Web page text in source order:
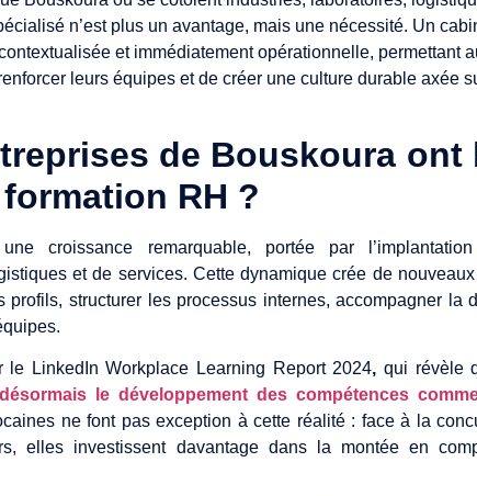
n’est plus un avantage, mais une nécessité. Un
et immédiatement opérationnelle, permettant
leurs équipes et de créer une culture durable axée
de Bouskoura ont
RH ?
croissance remarquable, portée par l’implantation
et de services. Cette dynamique crée de
profils, structurer les processus internes, accompagner la
le LinkedIn Workplace Learning Report 2024, qui révèle
le développement des compétences
ne font pas exception à cette réalité : face à la
elles investissent davantage dans la montée en